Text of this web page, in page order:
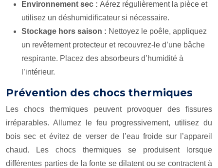
Environnement sec : Aérez régulièrement la pièce et
utilisez un déshumidificateur si nécessaire.
Stockage hors saison : Nettoyez le poêle, appliquez
un revêtement protecteur et recouvrez-le d’une bâche
respirante. Placez des absorbeurs d’humidité à
l’intérieur.
Prévention des chocs thermiques
Les chocs thermiques peuvent provoquer des fissures
irréparables. Allumez le feu progressivement, utilisez du
bois sec et évitez de verser de l’eau froide sur l’appareil
chaud. Les chocs thermiques se produisent lorsque
différentes parties de la fonte se dilatent ou se contractent à